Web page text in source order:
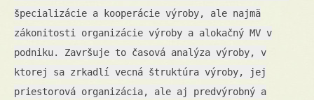
špecializácie a kooperácie výroby, ale najmä
zákonitosti organizácie výroby a alokačný MV v
podniku. Završuje to časová analýza výroby, v
ktorej sa zrkadlí vecná štruktúra výroby, jej
priestorová organizácia, ale aj predvýrobný a